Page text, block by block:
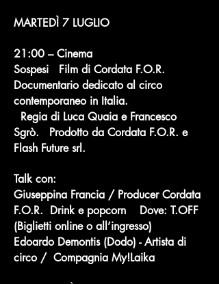
MARTEDÌ 7 LUGLIO
21:00 – Cinema
Sospesi Film di Cordata F.O.R.
Documentario dedicato al circo
contemporaneo in Italia.
Regia di Luca Quaia e Francesco
Sgrò. Prodotto da Cordata F.O.R. e
Flash Future srl.
Talk con:
Giuseppina Francia / Producer Cordata
F.O.R. ​ Drink e popcorn ​​ Dove: T.OFF
(Biglietti online o all’ingresso)​​
Edoardo Demontis (Dodo) - Artista di
circo / Compagnia My!Laika